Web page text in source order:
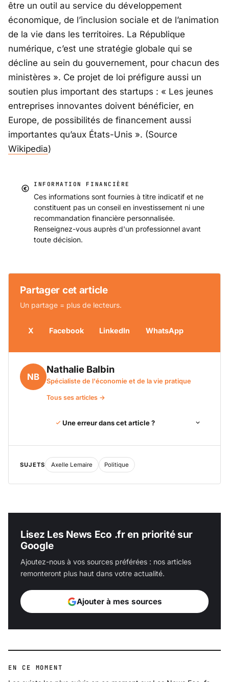
être un outil au service du développement
économique, de l’inclusion sociale et de l’animation
de la vie dans les territoires. La République
numérique, c’est une stratégie globale qui se
décline au sein du gouvernement, pour chacun des
ministères ». Ce projet de loi préfigure aussi un
soutien plus important des startups : « Les jeunes
entreprises innovantes doivent bénéficier, en
Europe, de possibilités de financement aussi
importantes qu’aux États-Unis ». (Source
Wikipedia)
INFORMATION FINANCIÈRE
Ces informations sont fournies à titre indicatif et ne
constituent pas un conseil en investissement ni une
recommandation financière personnalisée.
Renseignez-vous auprès d'un professionnel avant
toute décision.
Partager cet article
Un partage = plus de lecteurs.
X Facebook LinkedIn WhatsApp
NB
Nathalie Balbin
Spécialiste de l'économie et de la vie pratique
Tous ses articles →
Une erreur dans cet article ?
SUJETS Axelle Lemaire Politique
Lisez Les News Eco .fr en priorité sur
Google
Ajoutez-nous à vos sources préférées : nos articles
remonteront plus haut dans votre actualité.
Ajouter à mes sources
EN CE MOMENT